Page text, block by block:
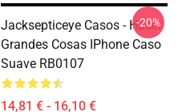
Jacksepticeye Casos - Hacer
Grandes Cosas IPhone Caso
Suave RB0107
14,81 € - 16,10 €
-20%